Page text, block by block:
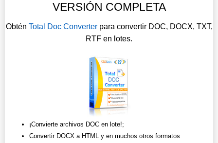
VERSIÓN COMPLETA
Obtén Total Doc Converterpara convertir DOC, DOCX, TXT,
RTF en lotes.
¡Convierte archivos DOC en lote!;
Convertir DOCX a HTML y en muchos otros formatos